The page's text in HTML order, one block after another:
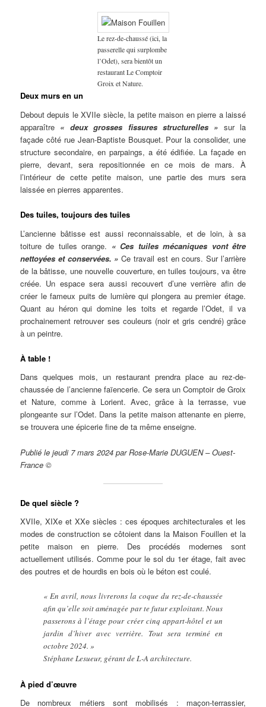
Le rez-de-chaussé (ici, la
passerelle qui surplombe
l’Odet), sera bientôt un
restaurant Le Comptoir
Groix et Nature.
Deux murs en un
Debout depuis le XVIIe siècle, la petite maison en pierre a laissé
apparaître « deux grosses fissures structurelles » sur la
façade côté rue Jean-Baptiste Bousquet. Pour la consolider, une
structure secondaire, en parpaings, a été édifiée. La façade en
pierre, devant, sera repositionnée en ce mois de mars. À
l’intérieur de cette petite maison, une partie des murs sera
laissée en pierres apparentes.
Des tuiles, toujours des tuiles
L’ancienne bâtisse est aussi reconnaissable, et de loin, à sa
toiture de tuiles orange. « Ces tuiles mécaniques vont être
nettoyées et conservées. » Ce travail est en cours. Sur l’arrière
de la bâtisse, une nouvelle couverture, en tuiles toujours, va être
créée. Un espace sera aussi recouvert d’une verrière afin de
créer le fameux puits de lumière qui plongera au premier étage.
Quant au héron qui domine les toits et regarde l’Odet, il va
prochainement retrouver ses couleurs (noir et gris cendré) grâce
à un peintre.
À table !
Dans quelques mois, un restaurant prendra place au rez-de-
chaussée de l’ancienne faïencerie. Ce sera un Comptoir de Groix
et Nature, comme à Lorient. Avec, grâce à la terrasse, vue
plongeante sur l’Odet. Dans la petite maison attenante en pierre,
se trouvera une épicerie fine de ta même enseigne.
Publié le jeudi 7 mars 2024 par Rose-Marie DUGUEN – Ouest-
France ©
De quel siècle ?
XVIIe, XIXe et XXe siècles : ces époques architecturales et les
modes de construction se côtoient dans la Maison Fouillen et la
petite maison en pierre. Des procédés modernes sont
actuellement utilisés. Comme pour le sol du 1er étage, fait avec
des poutres et de hourdis en bois où le béton est coulé.
« En avril, nous livrerons la coque du rez-de-chaussée
afin qu’elle soit aménagée par te futur exploitant. Nous
passerons à l’étage pour créer cinq appart-hôtel et un
jardin d’hiver avec verrière. Tout sera terminé en
octobre 2024. »
Stéphane Lesueur, gérant de L-A architecture.
À pied d’œuvre
De nombreux métiers sont mobilisés : maçon-terrassier,